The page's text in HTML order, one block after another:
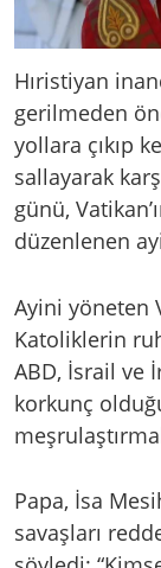
Hıristiyan
gerilmeden
yollara çıkıp
sallayarak
günü,
düzenlenen
Ayini yöneten
Katoliklerin
ABD, İsrail ve
korkunç
Papa, İsa
savaşları